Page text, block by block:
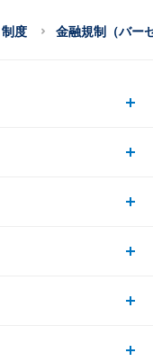
度 金融規制（バー